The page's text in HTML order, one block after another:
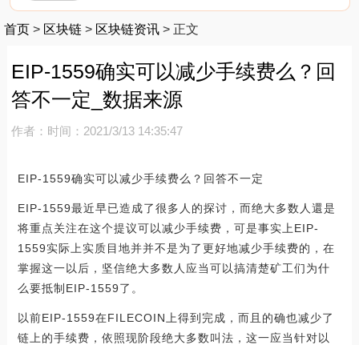
首页 > 区块链 > 区块链资讯 > 正文
EIP-1559确实可以减少手续费么？回
答不一定_数据来源
作者： 时间：2021/3/13 14:35:47
EIP-1559确实可以减少手续费么？回答不一定
EIP-1559最近早已造成了很多人的探讨，而绝大多数人還是
将重点关注在这个提议可以减少手续费，可是事实上EIP-
1559实际上实质目地并并不是为了更好地减少手续费的，在
掌握这一以后，坚信绝大多数人应当可以搞清楚矿工们为什
么要抵制EIP-1559了。
以前EIP-1559在FILECOIN上得到完成，而且的确也减少了
链上的手续费，依照现阶段绝大多数叫法，这一应当针对以